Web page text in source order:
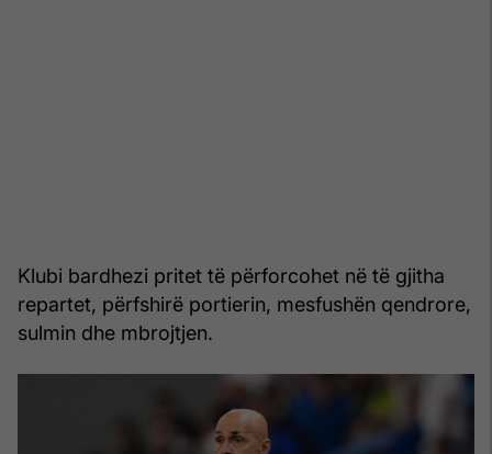
Klubi bardhezi pritet të përforcohet në të gjitha
repartet, përfshirë portierin, mesfushën qendrore,
sulmin dhe mbrojtjen.